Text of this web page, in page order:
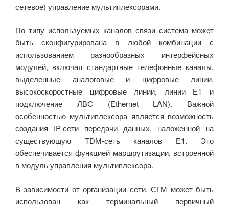
сетевое) управление мультиплексорами.
По типу используемых каналов связи система может
быть сконфигурирована в любой комбинации с
использованием разнообразных интерфейсных
модулей, включая стандартные телефонные каналы,
выделенные аналоговые и цифровые линии,
высокоскоростные цифровые линии, линии Е1 и
подключение ЛВС (Ethernet LAN). Важной
особенностью мультиплексора является возможность
создания IP-сети передачи данных, наложенной на
существующую TDM-сеть каналов Е1. Это
обеспечивается функцией маршрутизации, встроенной
в модуль управления мультиплексора.
В зависимости от организации сети, СГМ может быть
использован как терминальный первичный